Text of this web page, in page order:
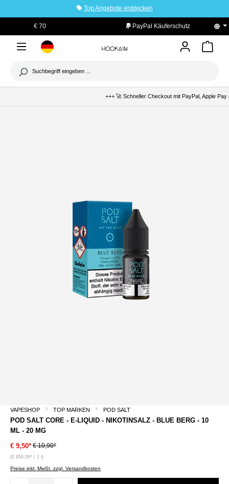
Top Angebote entdecken
PayPal Käuferschutz
+++ 🚀 Schneller Checkout mit PayPal, Apple
VAPESHOP TOP MARKEN POD SALT
POD SALT CORE - E-LIQUID - NIKOTINSALZ - BLUE BERG - 10
ML - 20 MG
€ 9,50* € 10,90*
(€ 950,00* / 1 l)
Preise inkl. MwSt. zzgl. Versandkosten